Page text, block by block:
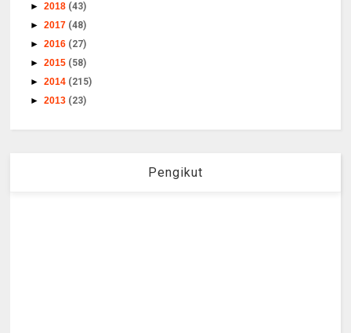
►2018 (43)
►2017 (48)
►2016 (27)
►2015 (58)
►2014 (215)
►2013 (23)
Pengikut